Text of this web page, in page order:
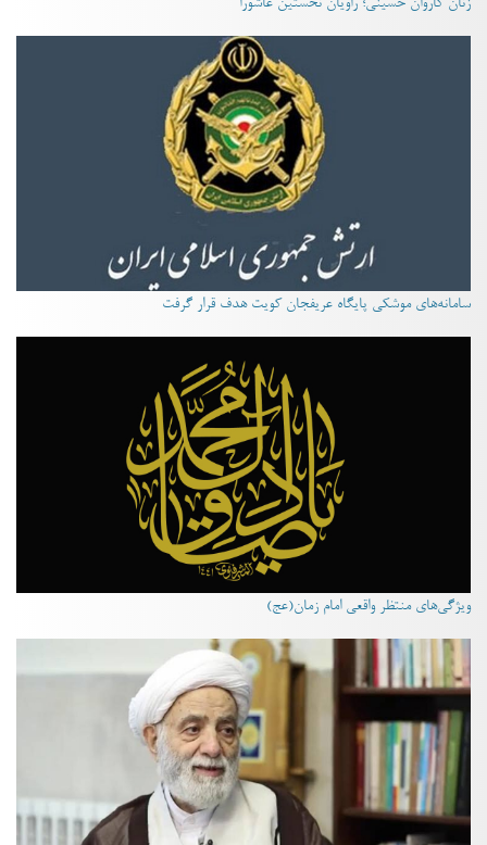
زنان کاروان حسینی؛ راویان نخستین عاشورا
سامانه‌های موشکی پایگاه عریفجان کویت هدف قرار گرفت
ویژگی‌های منتظر واقعی امام زمان(عج)